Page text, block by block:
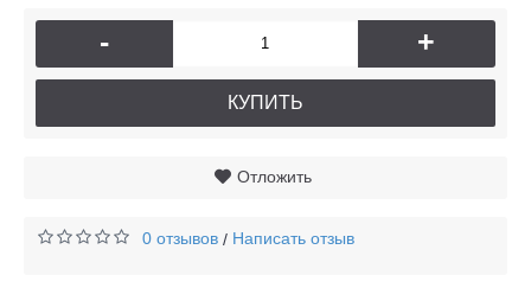
- +
КУПИТЬ
Отложить
0 отзывов / Написать отзыв